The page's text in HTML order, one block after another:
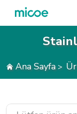
ÜRÜNLER
DESTEK VE
Ana Sayfa>